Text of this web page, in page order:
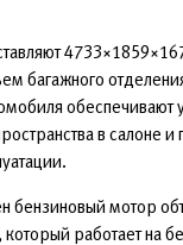
багажного
обеспечивают
в салоне и
бензиновый мотор
работает на